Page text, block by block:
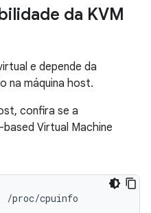
da KVM
e depende da
na máquina host.
confira se a
Virtual Machine
/proc/cpuinfo